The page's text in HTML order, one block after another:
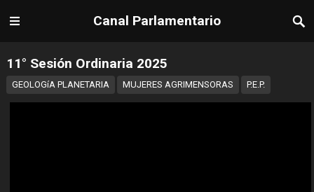
Canal Parlamentario
11° Sesión Ordinaria 2025
GEOLOGíA PLANETARIA MUJERES AGRIMENSORAS P.E.P.